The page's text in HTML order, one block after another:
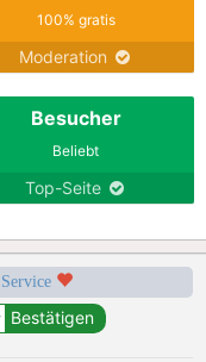
100% gratis
Moderation
Besucher
Beliebt
Top-Seite